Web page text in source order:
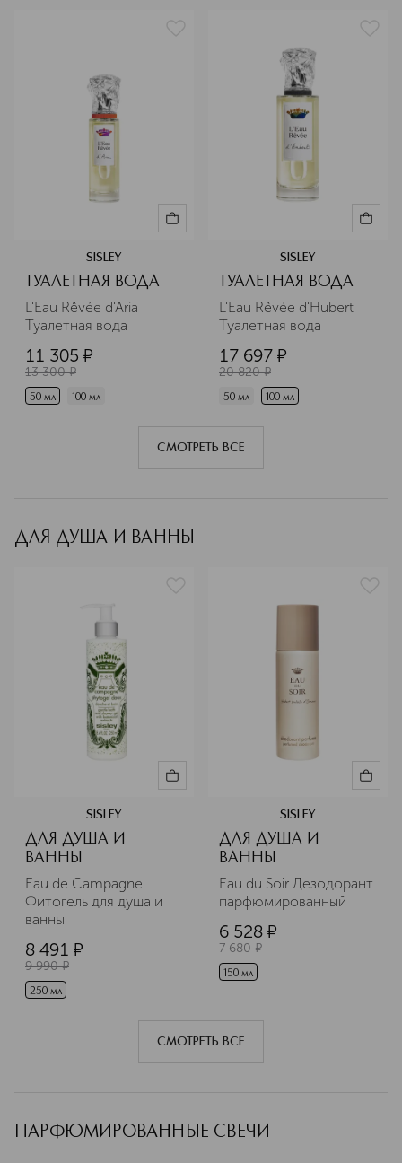
SISLEY
ТУАЛЕТНАЯ ВОДА
L'Eau Rêvée d'Aria
Туалетная вода
11 305 ¤
13 300 ¤
50 мл 100 мл
SISLEY
ТУАЛЕТНАЯ ВОДА
L'Eau Rêvée d'Hubert
Туалетная вода
17 697 ¤
20 820 ¤
50 мл 100 мл
СМОТРЕТЬ ВСЕ
ДЛЯ ДУША И ВАННЫ
SISLEY
ДЛЯ ДУША И
ВАННЫ
Eau de Campagne
Фитогель для душа и
ванны
8 491 ¤
9 990 ¤
250 мл
SISLEY
ДЛЯ ДУША И
ВАННЫ
Eau du Soir Дезодорант
парфюмированный
6 528 ¤
7 680 ¤
150 мл
СМОТРЕТЬ ВСЕ
ПАРФЮМИРОВАННЫЕ СВЕЧИ